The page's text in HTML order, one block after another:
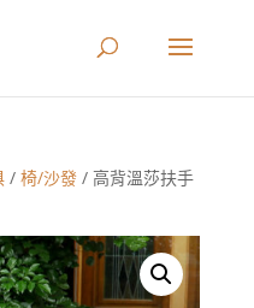
/ 椅/沙發/ 高背溫莎扶手